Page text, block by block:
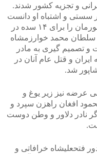
و تجزیه کشور شدند.
سستی و اشتباه او دانست
که در برابر تازیان ایستادگی نکرد و کشورمان را برای ۱۴ سده در
سلطان محمد خوارزمشاه
و تصمیم گیری به مادر
و قتل عام آنان در
شد.
عرضه نیز زیر یوغ و
افغان راهزن سپرد و
نادر دلاور و وطن دوست
فتحعلیشاه خرافاتی و